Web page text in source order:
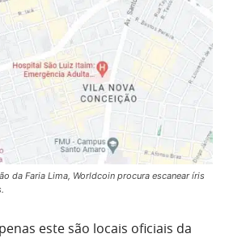
da Faria Lima, Worldcoin procura escanear íris
este são locais oficiais da